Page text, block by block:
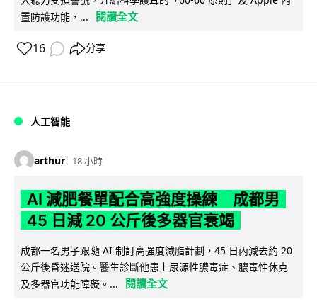
置防護功能，...
閱讀全文
16 分享
人工智能
arthur 18 小時
AI 減肥餐單配合高強度操練 成都男
45 日減 20 公斤後多器官衰竭
成都一名男子跟隨 AI 制訂高強度減脂計劃，45 日內減去約 20
公斤後昏迷送院。醫生診斷他患上尿源性膿毒症、膿毒性休克
及多器官功能障礙。...
閱讀全文